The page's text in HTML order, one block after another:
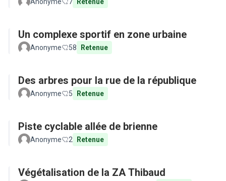
Un complexe sportif en zone urbaine
Anonyme 58 Retenue
Des arbres pour la rue de la république
Anonyme 5 Retenue
Piste cyclable allée de brienne
Anonyme 2 Retenue
Végétalisation de la ZA Thibaud